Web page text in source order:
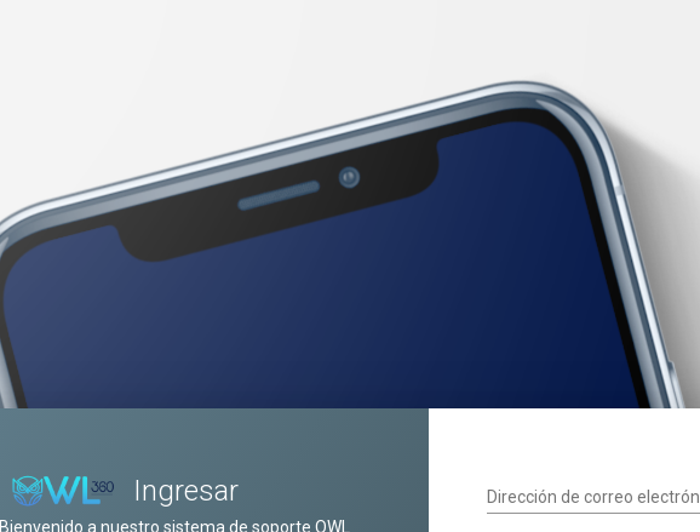
Ingresar
Bienvenido a nuestro sistema de soporte OWL
Dirección de correo